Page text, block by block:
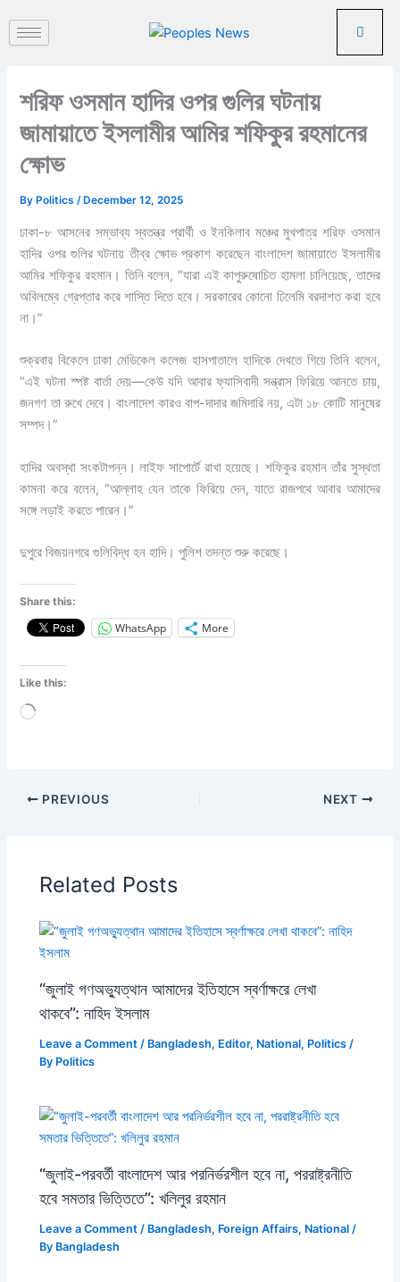
শরিফ ওসমান হাদির ওপর গুলির ঘটনায়
জামায়াতে ইসলামীর আমির শফিকুর রহমানের
ক্ষোভ
By Politics/ December 12, 2025
ঢাকা-৮ আসনের সম্ভাব্য স্বতন্ত্র প্রার্থী ও ইনকিলাব মঞ্চের মুখপাত্র শরিফ ওসমান
হাদির ওপর গুলির ঘটনায় তীব্র ক্ষোভ প্রকাশ করেছেন বাংলাদেশ জামায়াতে ইসলামীর
আমির শফিকুর রহমান। তিনি বলেন, “যারা এই কাপুরুষোচিত হামলা চালিয়েছে, তাদের
অবিলম্বে গ্রেপ্তার করে শাস্তি দিতে হবে। সরকারের কোনো ঢিলেমি বরদাশত করা হবে
না।”
শুক্রবার বিকেলে ঢাকা মেডিকেল কলেজ হাসপাতালে হাদিকে দেখতে গিয়ে তিনি বলেন,
“এই ঘটনা স্পষ্ট বার্তা দেয়—কেউ যদি আবার ফ্যাসিবাদী সন্ত্রাস ফিরিয়ে আনতে চায়,
জনগণ তা রুখে দেবে। বাংলাদেশ কারও বাপ-দাদার জমিদারি নয়, এটা ১৮ কোটি মানুষের
সম্পদ।”
হাদির অবস্থা সংকটাপন্ন। লাইফ সাপোর্টে রাখা হয়েছে। শফিকুর রহমান তাঁর সুস্থতা
কামনা করে বলেন, “আল্লাহ যেন তাকে ফিরিয়ে দেন, যাতে রাজপথে আবার আমাদের
সঙ্গে লড়াই করতে পারেন।”
দুপুরে বিজয়নগরে গুলিবিদ্ধ হন হাদি। পুলিশ তদন্ত শুরু করেছে।
Share this:
WhatsApp More
Like this:
Loading…
PREVIOUS NEXT
Related Posts
“জুলাই গণঅভ্যুত্থান আমাদের ইতিহাসে স্বর্ণাক্ষরে লেখা
থাকবে”: নাহিদ ইসলাম
Leave a Comment / Bangladesh, Editor, National, Politics /
By Politics
“জুলাই-পরবর্তী বাংলাদেশ আর পরনির্ভরশীল হবে না, পররাষ্ট্রনীতি
হবে সমতার ভিত্তিতে”: খলিলুর রহমান
Leave a Comment / Bangladesh, Foreign Affairs, National /
By Bangladesh
রা
ত
ব